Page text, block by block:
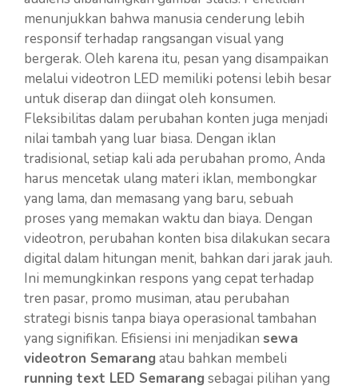
menunjukkan bahwa manusia cenderung lebih
responsif terhadap rangsangan visual yang
bergerak. Oleh karena itu, pesan yang disampaikan
melalui videotron LED memiliki potensi lebih besar
untuk diserap dan diingat oleh konsumen.
Fleksibilitas dalam perubahan konten juga menjadi
nilai tambah yang luar biasa. Dengan iklan
tradisional, setiap kali ada perubahan promo, Anda
harus mencetak ulang materi iklan, membongkar
yang lama, dan memasang yang baru, sebuah
proses yang memakan waktu dan biaya. Dengan
videotron, perubahan konten bisa dilakukan secara
digital dalam hitungan menit, bahkan dari jarak jauh.
Ini memungkinkan respons yang cepat terhadap
tren pasar, promo musiman, atau perubahan
strategi bisnis tanpa biaya operasional tambahan
yang signifikan. Efisiensi ini menjadikan sewa
videotron Semarang atau bahkan membeli
running text LED Semarang sebagai pilihan yang